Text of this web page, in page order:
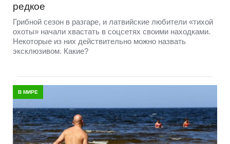
редкое
Грибной сезон в разгаре, и латвийские любители «тихой
охоты» начали хвастать в соцсетях своими находками.
Некоторые из них действительно можно назвать
эксклюзивом. Какие?
В МИРЕ